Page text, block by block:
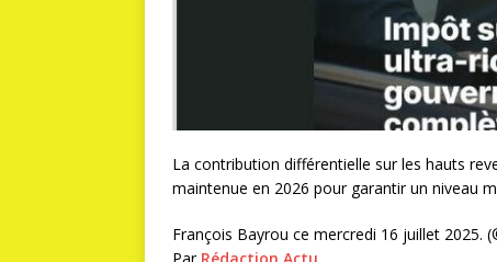
La contribution différentielle sur les hauts
maintenue en 2026 pour garantir un niveau
François Bayrou ce mercredi 16 juillet 2025.
Par Rédaction Actu